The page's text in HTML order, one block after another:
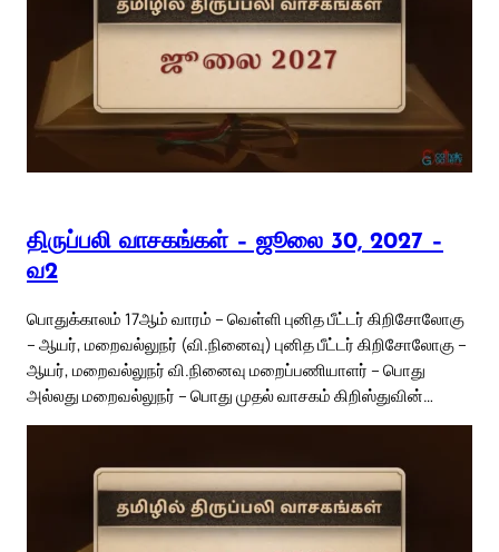
திருப்பலி வாசகங்கள் – ஜூலை 30, 2027 –
வ2
பொதுக்காலம் 17ஆம் வாரம் – வெள்ளி புனித பீட்டர் கிறிசோலோகு
– ஆயர், மறைவல்லுநர் (வி.நினைவு) புனித பீட்டர் கிறிசோலோகு –
ஆயர், மறைவல்லுநர் வி.நினைவு மறைப்பணியாளர் – பொது
அல்லது மறைவல்லுநர் – பொது முதல் வாசகம் கிறிஸ்துவின்…